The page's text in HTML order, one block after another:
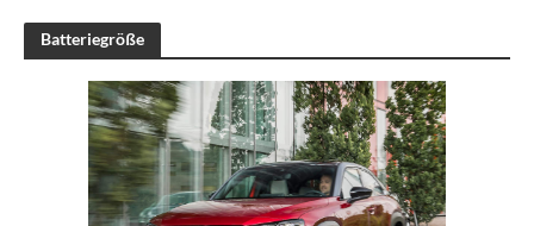
Batteriegröße